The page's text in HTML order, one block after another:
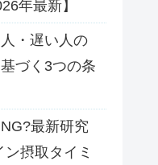
年最新】
・遅い人の
づく3つの条
最新研究
摂取タイミ